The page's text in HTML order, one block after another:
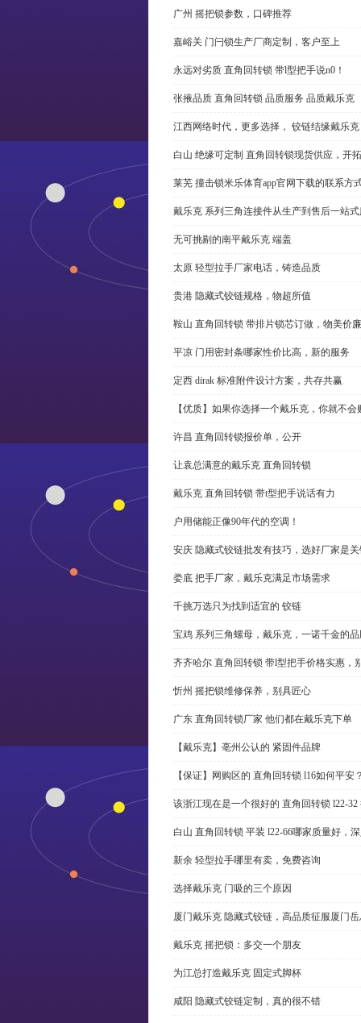
广州 摇把锁参数，口碑推荐
嘉峪关 门闩锁生产厂商定制，客户至上
永远对劣质 直角回转锁 带l型把手说n0！
张掖品质 直角回转锁 品质服务 品质戴乐克
江西网络时代，更多选择， 铰链结缘戴乐克
白山 绝缘可定制 直角回转锁现货供应，开
莱芜 撞击锁米乐体育app官网下载的联系方
戴乐克 系列三角连接件从生产到售后一站
无可挑剔的南平戴乐克 端盖
太原 轻型拉手厂家电话，铸造品质
贵港 隐藏式铰链规格，物超所值
鞍山 直角回转锁 带排片锁芯订做，物美价廉
平凉 门用密封条哪家性价比高，新的服务
定西 dirak 标准附件设计方案，共存共赢
【优质】如果你选择一个戴乐克，你就不
许昌 直角回转锁报价单，公开
让袁总满意的戴乐克 直角回转锁
戴乐克 直角回转锁 带t型把手说话有力
户用储能正像90年代的空调！
安庆 隐藏式铰链批发有技巧，选好厂家是
娄底 把手厂家，戴乐克满足市场需求
千挑万选只为找到适宜的 铰链
宝鸡 系列三角螺母，戴乐克，一诺千金的
齐齐哈尔 直角回转锁 带l型把手价格实惠，
忻州 摇把锁维修保养，别具匠心
广东 直角回转锁厂家 他们都在戴乐克下单
【戴乐克】亳州公认的 紧固件品牌
【保证】网购区的 直角回转锁 l16如何平安
该浙江现在是一个很好的 直角回转锁 l22-
白山 直角回转锁 平装 l22-66哪家质量好，
新余 轻型拉手哪里有卖，免费咨询
选择戴乐克 门吸的三个原因
厦门戴乐克 隐藏式铰链，高品质征服厦门
戴乐克 摇把锁：多交一个朋友
为江总打造戴乐克 固定式脚杯
咸阳 隐藏式铰链定制，真的很不错